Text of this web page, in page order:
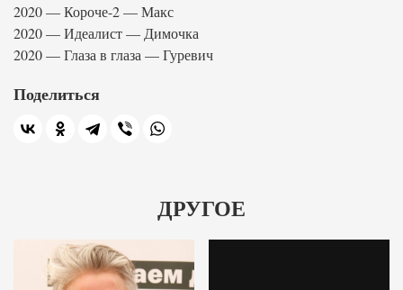
2020 — Короче-2 — Макс
2020 — Идеалист — Димочка
2020 — Глаза в глаза — Гуревич
Поделиться
ДРУГОЕ